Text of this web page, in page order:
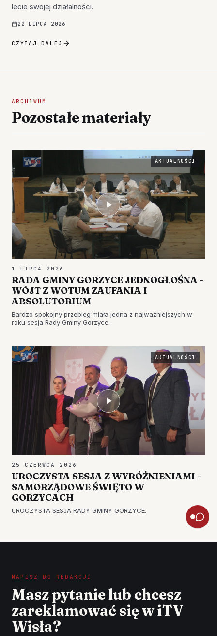
lecie swojej działalności.
22 LIPCA 2026
CZYTAJ DALEJ
ARCHIWUM
Pozostałe materiały
AKTUALNOŚCI
1 LIPCA 2026
RADA GMINY GORZYCE JEDNOGŁOŚNA -
WÓJT Z WOTUM ZAUFANIA I
ABSOLUTORIUM
Bardzo spokojny przebieg miała jedna z najważniejszych w
roku sesja Rady Gminy Gorzyce.
AKTUALNOŚCI
25 CZERWCA 2026
UROCZYSTA SESJA Z WYRÓŻNIENIAMI -
SAMORZĄDOWE ŚWIĘTO W
GORZYCACH
UROCZYSTA SESJA RADY GMINY GORZYCE.
NAPISZ DO REDAKCJI
Masz pytanie lub chcesz
zareklamować się w iTV
Wisła?